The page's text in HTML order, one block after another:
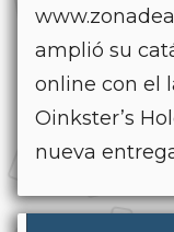
amplió su
online con el
Oinkster’s
nueva